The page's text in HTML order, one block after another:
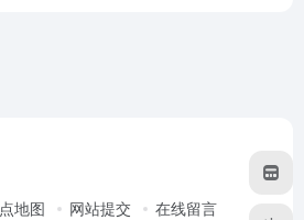
地图 网站提交 在线留言